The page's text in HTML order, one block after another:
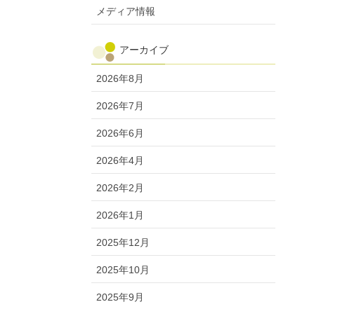
メディア情報
アーカイブ
2026年8月
2026年7月
2026年6月
2026年4月
2026年2月
2026年1月
2025年12月
2025年10月
2025年9月